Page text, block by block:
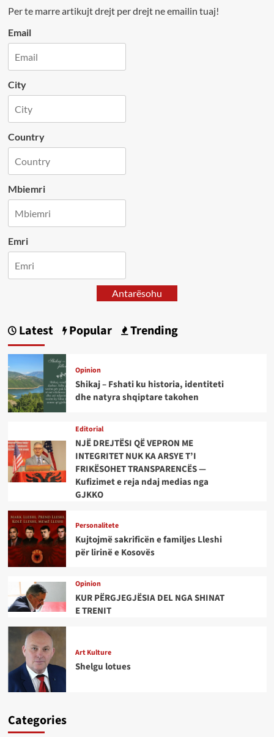
Per te marre artikujt drejt per drejt ne emailin tuaj!
Email
City
Country
Mbiemri
Emri
Antarësohu
Latest Popular Trending
Opinion
Shikaj – Fshati ku historia, identiteti
dhe natyra shqiptare takohen
Editorial
NJË DREJTËSI QË VEPRON ME
INTEGRITET NUK KA ARSYE T’I
FRIKËSOHET TRANSPARENCËS —
Kufizimet e reja ndaj medias nga
GJKKO
Personalitete
Kujtojmë sakrificën e familjes Lleshi
për lirinë e Kosovës
Opinion
KUR PËRGJEGJËSIA DEL NGA SHINAT
E TRENIT
Art Kulture
Shelgu lotues
Categories